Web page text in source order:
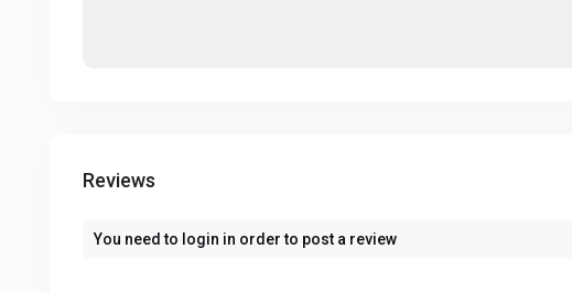
Reviews
You need to login in order to post a review